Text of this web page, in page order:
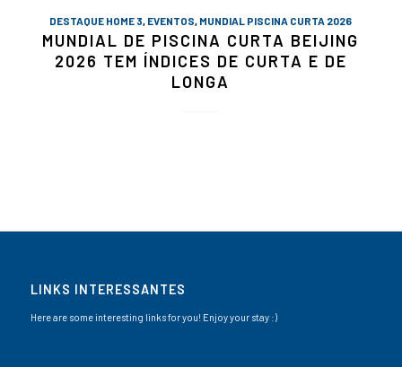
DESTAQUE HOME 3 EVENTOS MUNDIAL PISCINA CURTA 2026
MUNDIAL DE PISCINA CURTA BEIJING
2026 TEM ÍNDICES DE CURTA E DE
LONGA
LINKS INTERESSANTES
Here are some interesting links for you! Enjoy your stay :)